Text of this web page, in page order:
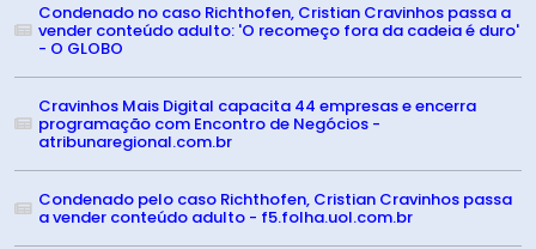
Condenado no caso Richthofen, Cristian Cravinhos passa a
vender conteúdo adulto: 'O recomeço fora da cadeia é duro'
- O GLOBO
Cravinhos Mais Digital capacita 44 empresas e encerra
programação com Encontro de Negócios -
atribunaregional.com.br
Condenado pelo caso Richthofen, Cristian Cravinhos passa
a vender conteúdo adulto - f5.folha.uol.com.br